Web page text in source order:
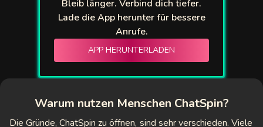
Bleib länger. Verbind dich tiefer.
Lade die App herunter für bessere
Anrufe.
APP HERUNTERLADEN
Warum nutzen Menschen ChatSpin?
Die Gründe, ChatSpin zu öffnen, sind sehr verschieden. Viele